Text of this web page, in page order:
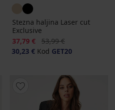
Stezna haljina Laser cut
Exclusive
Popust
37,79 € Prvobitna cijena
53,99 €
30,23 € Kod GET20